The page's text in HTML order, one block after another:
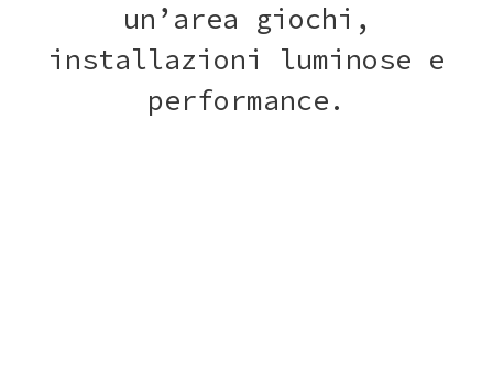
un’area giochi,
installazioni luminose e
performance.